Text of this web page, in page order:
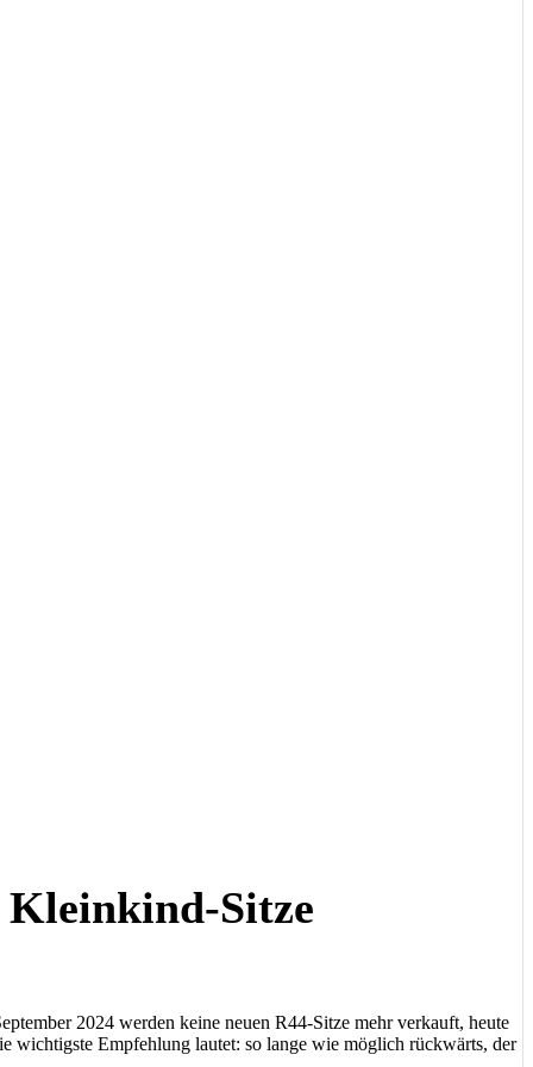
Sitze
2024 werden keine neuen R44-Sitze mehr verkauft, heute
wichtigste Empfehlung lautet: so lange wie möglich rückwärts, der